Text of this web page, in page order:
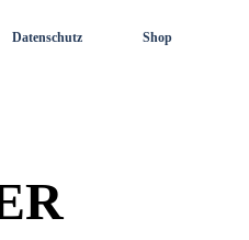
Datenschutz Shop